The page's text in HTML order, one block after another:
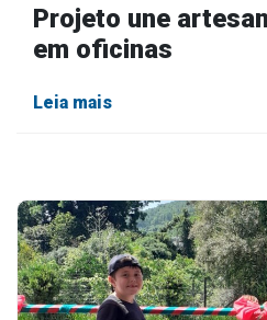
Projeto une
em oficinas
Leia mais